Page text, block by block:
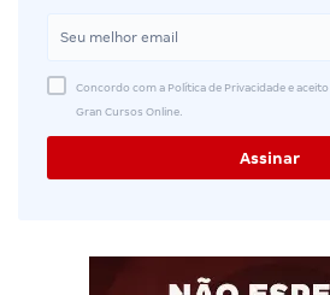
Concordo com a Política de Privacidade e
Gran Cursos Online.